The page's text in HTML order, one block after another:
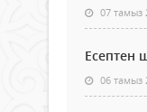
07 тамыз
Есептен
06 тамыз